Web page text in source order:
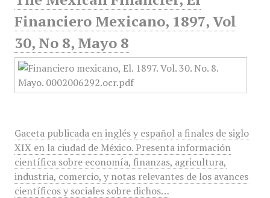
Financiero Mexicano, 1897, Vol
30, No 8, Mayo 8
Gaceta publicada en inglés y español a finales de siglo
XIX en la ciudad de México. Presenta información
científica sobre economía, finanzas, agricultura,
industria, comercio, y notas relevantes de los avances
científicos y sociales sobre dichos…